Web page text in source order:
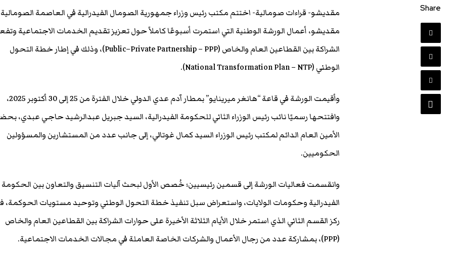
مقديشو- قراءات صومالية- اختتم مكتب رئيس وزراء جمهورية الصومال الفيدرالية في العاصمة الصومالية
مقديشو، أعمال الورشة الوطنية التي استمرت أسبوعًا كاملاً حول تعزيز تقديم الخدمات الاجتماعية
الشراكة بين القطاعين العام والخاص (Public–Private Partnership – PPP)، وذلك في إطار خطة التحول
الوطني (National Transformation Plan – NTP).
وأقيمت الورشة في قاعة “هانغر ميرينايو” بمطار آدم عدي الدولي خلال الفترة من 25 إلى 30 أكتوبر 2025،
وافتتحها رسميًا نائب رئيس الوزراء الثاني للحكومة الفيدرالية، السيد جبريل عبدالرشيد حاجي عبدي،
الأمين العام الدائم لمكتب رئيس الوزراء السيد كمال غوتالي، إلى جانب عدد من المستشارين والمسؤولين
الحكوميين.
وانقسمت فعاليات الورشة إلى قسمين رئيسيين؛ خُصص الأول لبحث آليات التنسيق والتعاون بين الحكومة
الفيدرالية وحكومات الولايات، واستعراض سبل تنفيذ خطة التحول الوطني وتوحيد مستويات الحوكمة،
ركز القسم الثاني الذي استمر خلال الأيام الثلاثة الأخيرة على حوارات الشراكة بين القطاعين العام والخاص
(PPP)، بمشاركة عدد من رجال الأعمال والشركات الخاصة العاملة في مجالات الخدمات الاجتماعية.
Share